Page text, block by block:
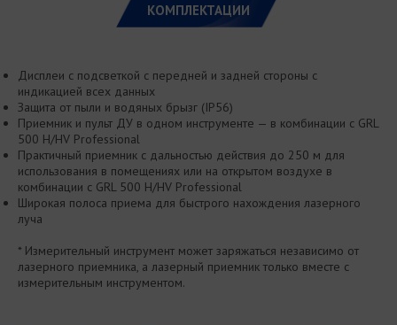
КОМПЛЕКТАЦИИ
Дисплеи с подсветкой с передней и задней стороны с
индикацией всех данных
Защита от пыли и водяных брызг (IP56)
Приемник и пульт ДУ в одном инструменте — в комбинации с GRL
500 H/HV Professional
Практичный приемник с дальностью действия до 250 м для
использования в помещениях или на открытом воздухе в
комбинации с GRL 500 H/HV Professional
Широкая полоса приема для быстрого нахождения лазерного
луча
* Измерительный инструмент может заряжаться независимо от
лазерного приемника, а лазерный приемник только вместе с
измерительным инструментом.